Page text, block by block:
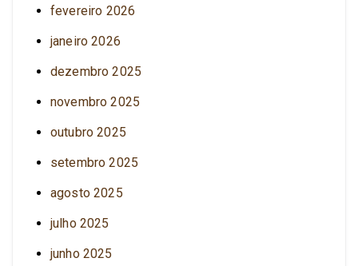
fevereiro 2026
janeiro 2026
dezembro 2025
novembro 2025
outubro 2025
setembro 2025
agosto 2025
julho 2025
junho 2025